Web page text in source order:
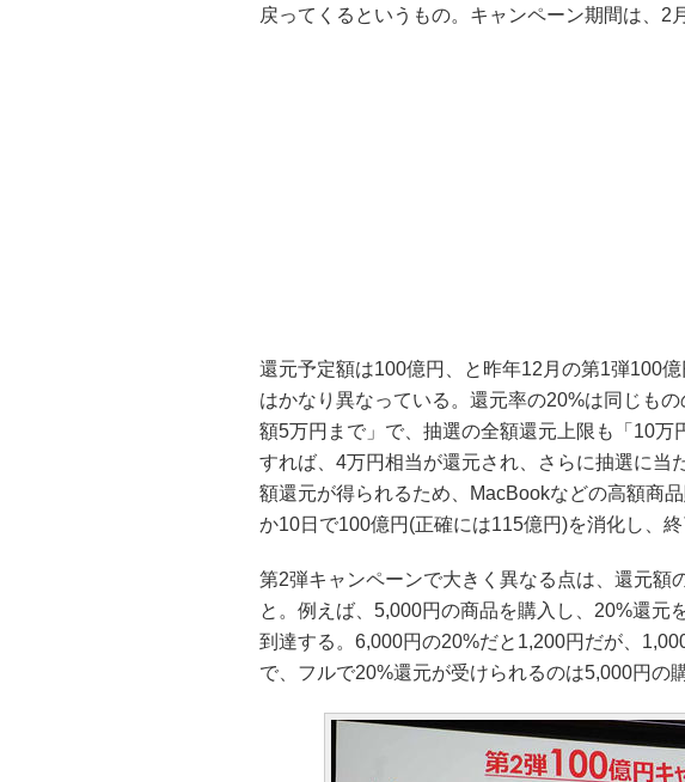
戻ってくるというもの。キャンペーン期間は、2
還元予定額は100億円、と昨年12月の第1弾100
はかなり異なっている。還元率の20%は同じも
額5万円まで」で、抽選の全額還元上限も「10万
すれば、4万円相当が還元され、さらに抽選に当
額還元が得られるため、MacBookなどの高額商
か10日で100億円(正確には115億円)を消化し、終
第2弾キャンペーンで大きく異なる点は、還元額
と。例えば、5,000円の商品を購入し、20%還元
到達する。6,000円の20%だと1,200円だが、
で、フルで20%還元が受けられるのは5,000円の